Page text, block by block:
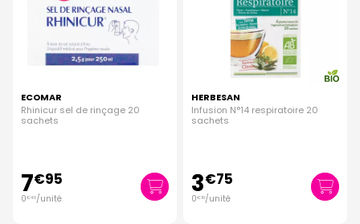
ECOMAR
Rhinicur sel de rinçage 20
sachets
7€95
0€40/unité
HERBESAN
Infusion N°14 respiratoire 20
sachets
3€75
0€ 19/unité